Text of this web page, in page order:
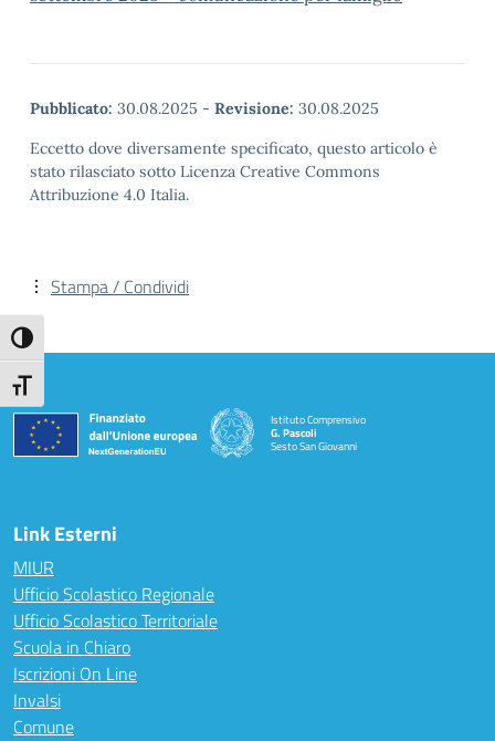
Attiva/disattiva alto contrasto
Attiva/disattiva dimensione testo
Pubblicato: 30.08.2025 - Revisione: 30.08.2025
Eccetto dove diversamente specificato, questo articolo è
stato rilasciato sotto Licenza Creative Commons
Attribuzione 4.0 Italia.
Stampa / Condividi
Istituto Comprensivo
G. Pascoli
Sesto San Giovanni
Link Esterni
MIUR
Ufficio Scolastico Regionale
Ufficio Scolastico Territoriale
Scuola in Chiaro
Iscrizioni On Line
Invalsi
Comune